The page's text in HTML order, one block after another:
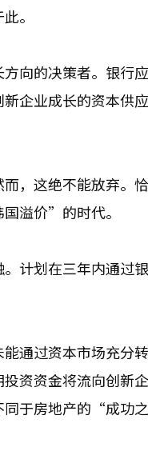
。
向的决策者。银行
企业成长的资本供应
，这绝不能放弃。
溢价”的时代。
计划在三年内通过
通过资本市场充分
资资金将流向创新企
同于房地产的“成功之